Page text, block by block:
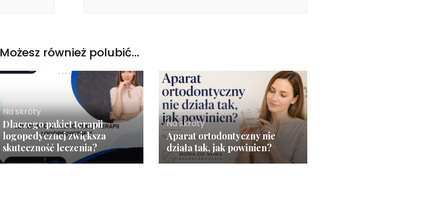
Możesz również polubić…
Na skróty
Dlaczego pakiet terapii
logopedycznej zwiększa
skuteczność leczenia?
Na skróty
Aparat ortodontyczny nie
działa tak, jak powinien?